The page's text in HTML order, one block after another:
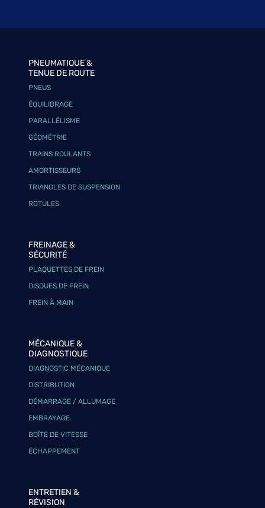
PNEUMATIQUE &
TENUE DE ROUTE
PNEUS
ÉQUILIBRAGE
PARALLÉLISME
GÉOMÉTRIE
TRAINS ROULANTS
AMORTISSEURS
TRIANGLES DE SUSPENSION
ROTULES
FREINAGE &
SÉCURITÉ
PLAQUETTES DE FREIN
DISQUES DE FREIN
FREIN À MAIN
MÉCANIQUE &
DIAGNOSTIQUE
DIAGNOSTIC MÉCANIQUE
DISTRIBUTION
DÉMARRAGE / ALLUMAGE
EMBRAYAGE
BOÎTE DE VITESSE
ÉCHAPPEMENT
ENTRETIEN &
RÉVISION